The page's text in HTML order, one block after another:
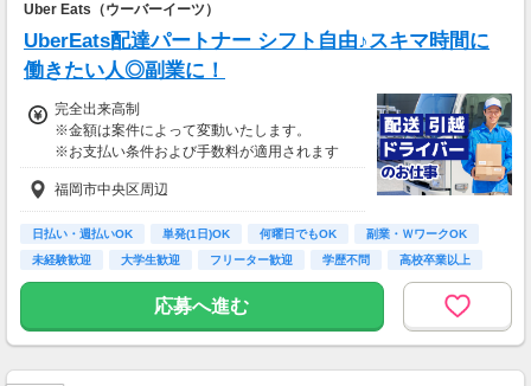
Uber Eats（ウーバーイーツ）
UberEats配達パートナー シフト自由♪スキマ時間に
働きたい人◎副業に！
完全出来高制
※金額は案件によって変動いたします。
※お支払い条件および手数料が適用されます
福岡市中央区周辺
日払い・週払いOK 単発(1日)OK 何曜日でもOK
副業・ＷワークOK
未経験歓迎
大学生歓迎 フリーター歓迎 学歴不問 高校卒業以上
応募へ進む